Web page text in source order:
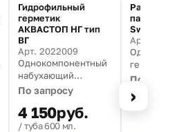
Гидрофильный
герметик
АКВАСТОП НГ тип
ВГ
Арт. 2022009
Однокомпонентный
набухающий
гидрофильный
герметик
По запросу
4 150руб.
туба 600 мл.
паста
Swell
Арт.
паста,
По
›